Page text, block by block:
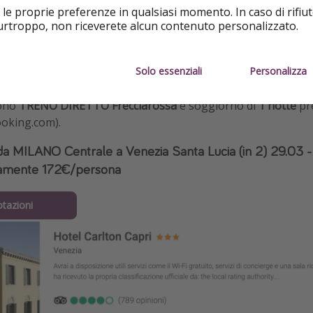
TRENO DIRETTO Frecciarossae soggiorno di1 notte
MILANO Centrale a Venezia Santa Lucia (in 2) 29.03
172€/persona
le proprie preferenze in qualsiasi momento. In caso di
non riceverete alcun contenuto personalizzato.
Solo essenziali Personalizza